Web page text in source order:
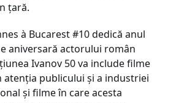
țară.
à Bucarest #10 dedică anul
aniversară actorului român
Ivanov 50 va include filme
atenția publicului și a industriei
și filme în care acesta